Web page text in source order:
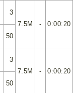
3
7.5M
-
0:00:20
50
3
7.5M
-
0:00:20
50